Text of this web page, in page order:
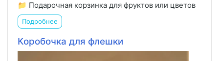
📁 Подарочная корзинка для фруктов или цветов
Подробнее
Коробочка для флешки